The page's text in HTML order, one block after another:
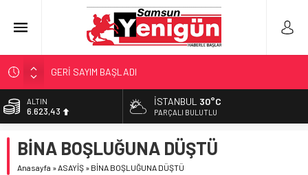
GERİ SAYIM BAŞLADI
SAMSUNSPOR’DA HEDEF 5’İNCİLİK!
‘BAFRA’YA YATIRIM YAPIN!’
YÖNETİCİ SEÇERKEN YAPILAN EN BÜYÜK HATALAR
ALTIN
6.623,43
13.785,25
DOLAR
İSTANBUL 30°C
PARÇALI BULUTLU
BİNA BOŞLUĞUNA DÜŞTÜ
Anasayfa »ASAYİŞ » BİNA BOŞLUĞUNA DÜŞTÜ